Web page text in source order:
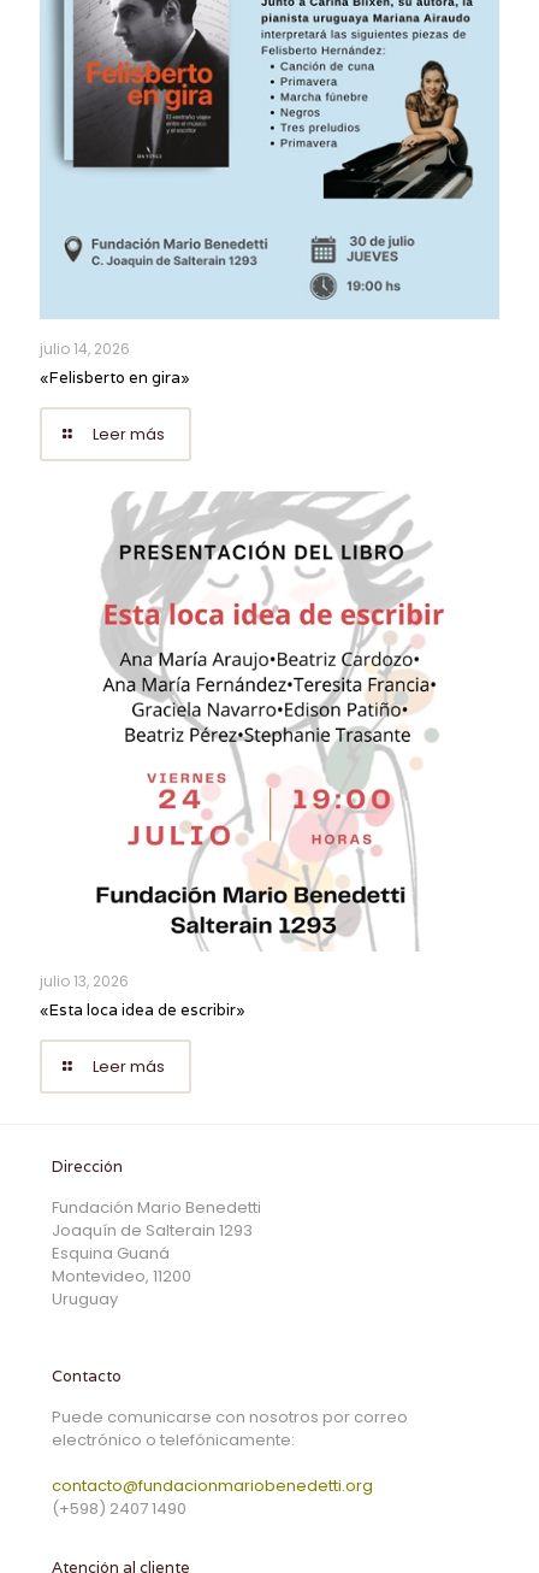
julio 14, 2026
«Felisberto en gira»
Leer más
julio 13, 2026
«Esta loca idea de escribir»
Leer más
Dirección
Fundación Mario Benedetti
Joaquín de Salterain 1293
Esquina Guaná
Montevideo, 11200
Uruguay
Contacto
Puede comunicarse con nosotros por correo
electrónico o telefónicamente:
contacto@fundacionmariobenedetti.org
(+598) 2407 1490
Atención al cliente